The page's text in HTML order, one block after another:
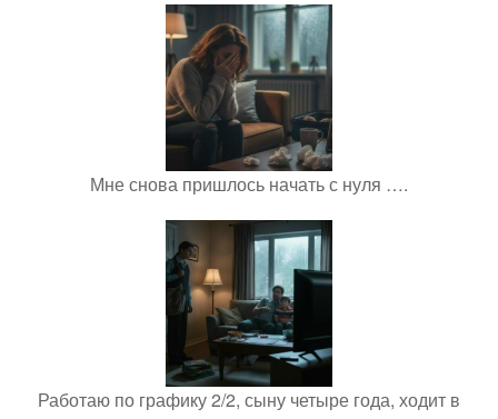
Мне снова пришлось начать с нуля ….
Работаю по графику 2/2, сыну четыре года, ходит в